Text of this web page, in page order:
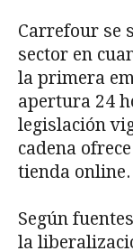
Carrefour se
sector en
la primera
apertura 24
legislación
cadena
tienda online.
Según
la